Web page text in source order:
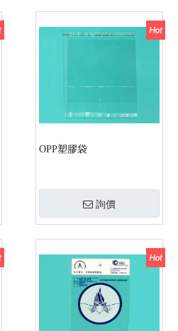
OPP塑膠袋
詢價